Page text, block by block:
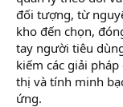
đối tượng, từ
kho đến chọn,
tay người tiêu
kiếm các giải
thị và tính minh
ứng.